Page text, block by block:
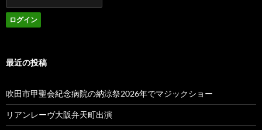
最近の投稿
吹田市甲聖会紀念病院の納涼祭2026年でマジックショー
リアンレーヴ大阪弁天町出演